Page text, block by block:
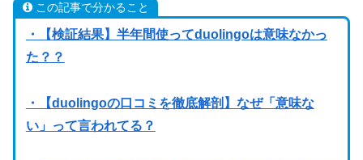
この記事で分かること
・【検証結果】半年間使ってduolingoは意味なかっ
た？？
・【duolingoの口コミを徹底解剖】なぜ「意味な
い」って言われてる？